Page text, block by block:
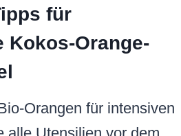
für
Kokos-Orange-
Orangen für intensiven